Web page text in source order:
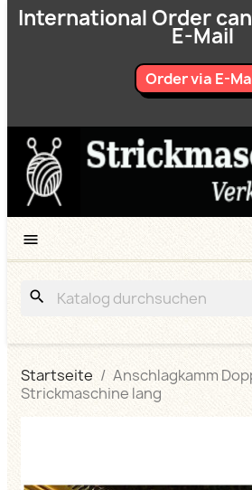
International Order
E-Mail
Order via E-

search
Startseite
Anschlagkamm
Strickmaschine lang